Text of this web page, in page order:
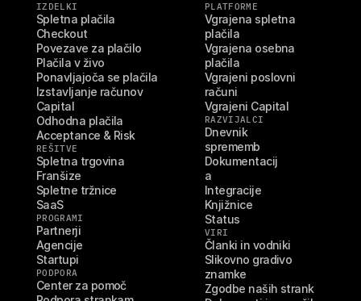
IZDELKI
Spletna plačila
Checkout
Povezave za plačilo
Plačila v živo
Ponavljajoča se plačila
Izstavljanje računov
Capital
Odhodna plačila
Acceptance & Risk
REŠITVE
Spletna trgovina
Franšize
Spletne tržnice
SaaS
PROGRAMI
Partnerji
Agencije
Startupi
PODPORA
Center za pomoč
PLATFORME
Vgrajena spletna
plačila
Vgrajena osebna
plačila
Vgrajeni poslovni
računi
Vgrajeni Capital
RAZVIJALCI
Dnevnik
sprememb
Dokumentacij
a
Integracije
Knjižnice
Status
VIRI
Članki in vodniki
Slikovno gradivo
znamke
Zgodbe naših strank